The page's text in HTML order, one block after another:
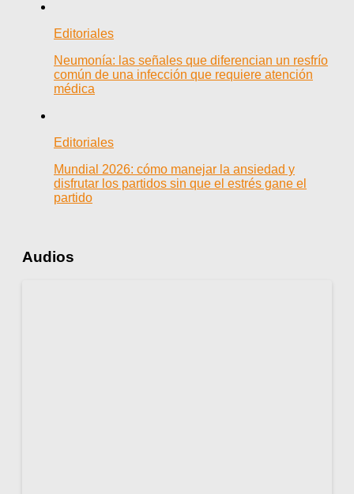
Editoriales
Neumonía: las señales que diferencian un resfrío
común de una infección que requiere atención
médica
Editoriales
Mundial 2026: cómo manejar la ansiedad y
disfrutar los partidos sin que el estrés gane el
partido
Audios